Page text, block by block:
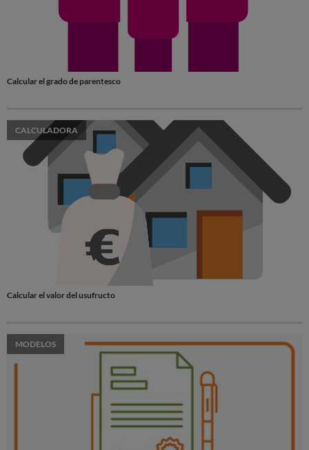
Calcular el grado de parentesco
CALCULADORA
Calcular el valor del usufructo
MODELOS